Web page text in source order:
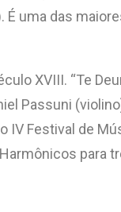
uma das
XVIII. “Te
Passuni
Festival de
para